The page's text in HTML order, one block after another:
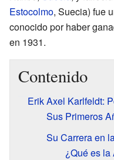
Estocolmo, Suecia) fue
conocido por haber
en 1931.
Contenido
Erik Axel Karlfeldt:
Sus Primeros
Su Carrera en
¿Qué es